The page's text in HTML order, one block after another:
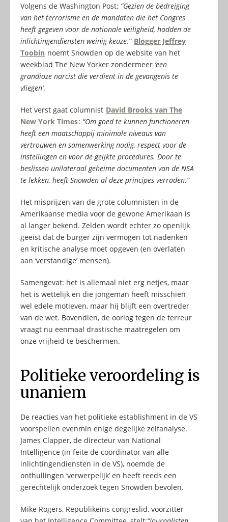
Volgens de Washington Post: “Gezien de bedreiging
van het terrorisme en de mandaten die het Congres
heeft gegeven voor de nationale veiligheid, hadden de
inlichtingendiensten weinig keuze.” Blogger Jeffrey
Toobin noemt Snowden op de website van het
weekblad The New Yorker zondermeer ‘een
grandioze narcist die verdient in de gevangenis te
vliegen’.
Het verst gaat columnist David Brooks van The
New York Times: “Om goed te kunnen functioneren
heeft een maatschappij minimale niveaus van
vertrouwen en samenwerking nodig, respect voor de
instellingen en voor de geijkte procedures. Door te
beslissen unilateraal geheime documenten van de NSA
te lekken, heeft Snowden al deze principes verraden.”
Het misprijzen van de grote columnisten in de
Amerikaanse media voor de gewone Amerikaan is
al langer bekend. Zelden wordt echter zo openlijk
geëist dat de burger zijn vermogen tot nadenken
en kritische analyse moet opgeven (en overlaten
aan ‘verstandige’ mensen).
Samengevat: het is allemaal niet erg netjes, maar
het is wettelijk en die jongeman heeft misschien
wel edele motieven, maar hij blijft een overtreder
van de wet. Bovendien, de oorlog tegen de terreur
vraagt nu eenmaal drastische maatregelen om
onze vrijheid te beschermen.
Politieke veroordeling is
unaniem
De reacties van het politieke establishment in de VS
voorspellen evenmin enige degelijke zelfanalyse.
James Clapper, de directeur van National
Intelligence (in feite de coördinator van alle
inlichtingendiensten in de VS), noemde de
onthullingen ‘verwerpelijk’ en heeft reeds een
gerechtelijk onderzoek tegen Snowden bevolen.
Mike Rogers, Republikeins congreslid, voorzitter